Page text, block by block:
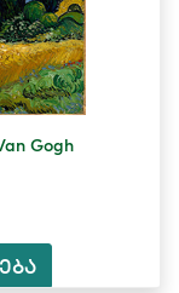
Gogh